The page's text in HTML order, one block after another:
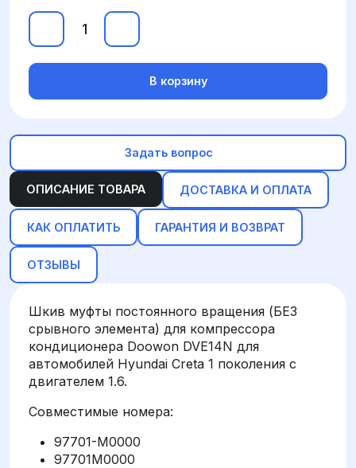
ОПИСАНИЕ ТОВАРА ДОСТАВКА И ОПЛАТА
КАК ОПЛАТИТЬ ГАРАНТИЯ И ВОЗВРАТ
ОТЗЫВЫ
Шкив муфты постоянного вращения (БЕЗ
срывного элемента) для компрессора
кондиционера Doowon DVE14N для
автомобилей Hyundai Creta 1 поколения с
двигателем 1.6.
Совместимые номера:
97701-M0000
97701M0000
В корзину
Задать вопрос